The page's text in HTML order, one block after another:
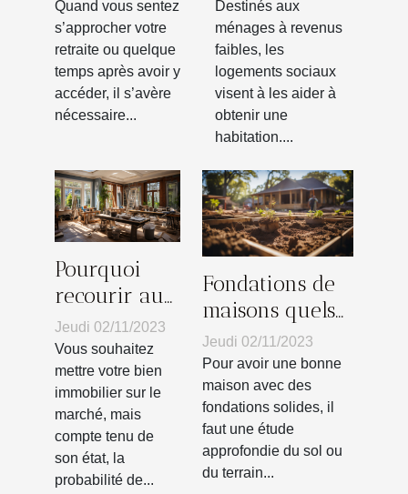
lorsque la
vieillesse
approche ?
Quand vous sentez
s’approcher votre
retraite ou quelque
temps après avoir y
accéder, il s’avère
nécessaire...
vraiment ?
Destinés aux
ménages à revenus
faibles, les
logements sociaux
visent à les aider à
obtenir une
habitation....
Pourquoi
recourir aux
services
d’un
professionnel
pour la
rénovation
de sa
maison ?
Jeudi 02/11/2023
Vous souhaitez
mettre votre bien
immobilier sur le
marché, mais
compte tenu de
son état, la
probabilité de...
Fondations de
maisons quels
sont les
matériaux
indispensables ?
Jeudi 02/11/2023
Pour avoir une bonne
maison avec des
fondations solides, il
faut une étude
approfondie du sol ou
du terrain...